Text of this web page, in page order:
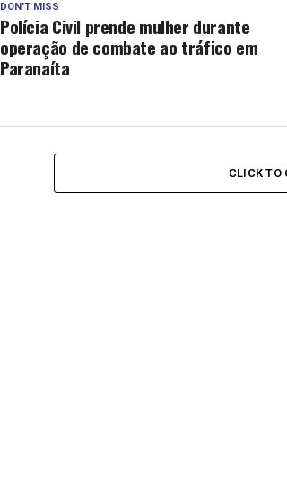
DON'T MISS
Polícia Civil prende mulher durante
operação de combate ao tráfico em
Paranaíta
CLICK TO